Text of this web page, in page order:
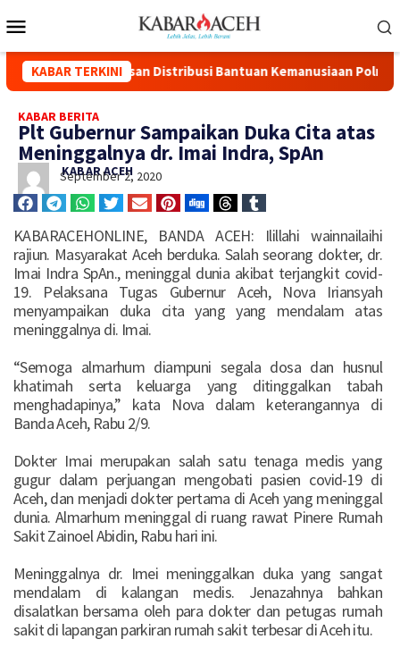
KABAR TERKINI
Polri ke Aceh, Sumut, dan Sumbar Kapolda
KABAR BERITA
Plt Gubernur Sampaikan Duka Cita atas
Meninggalnya dr. Imai Indra, SpAn
KABAR ACEH
September 2, 2020
KABARACEHONLINE, BANDA ACEH: Ilillahi wainnailaihi
rajiun. Masyarakat Aceh berduka. Salah seorang dokter, dr.
Imai Indra SpAn., meninggal dunia akibat terjangkit covid-
19. Pelaksana Tugas Gubernur Aceh, Nova Iriansyah
menyampaikan duka cita yang yang mendalam atas
meninggalnya di. Imai.
“Semoga almarhum diampuni segala dosa dan husnul
khatimah serta keluarga yang ditinggalkan tabah
menghadapinya,” kata Nova dalam keterangannya di
Banda Aceh, Rabu 2/9.
Dokter Imai merupakan salah satu tenaga medis yang
gugur dalam perjuangan mengobati pasien covid-19 di
Aceh, dan menjadi dokter pertama di Aceh yang meninggal
dunia. Almarhum meninggal di ruang rawat Pinere Rumah
Sakit Zainoel Abidin, Rabu hari ini.
Meninggalnya dr. Imei meninggalkan duka yang sangat
mendalam di kalangan medis. Jenazahnya bahkan
disalatkan bersama oleh para dokter dan petugas rumah
sakit di lapangan parkiran rumah sakit terbesar di Aceh itu.